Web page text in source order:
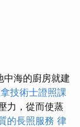
中海的廚房就建
技術士證照課
力，從而使蒸
的長照服務 律